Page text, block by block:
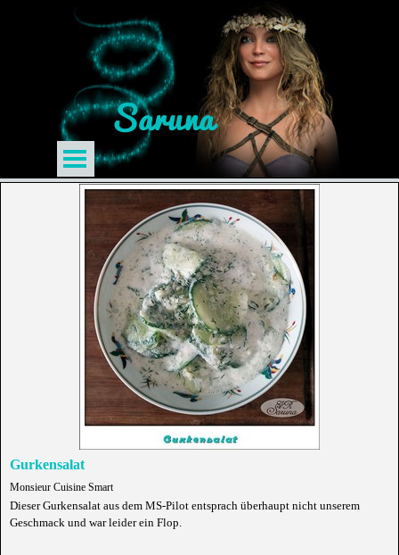
Gurkensalat
Monsieur Cuisine Smart
Dieser Gurkensalat aus dem MS-Pilot entsprach überhaupt nicht unserem
Geschmack und war leider ein Flop.